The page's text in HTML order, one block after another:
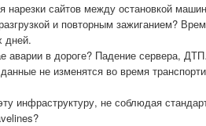
нарезки сайтов между остановкой
и повторным зажиганием?
дней.
аварии в дороге? Падение сервера,
не изменятся во время
инфраструктуру, не соблюдая